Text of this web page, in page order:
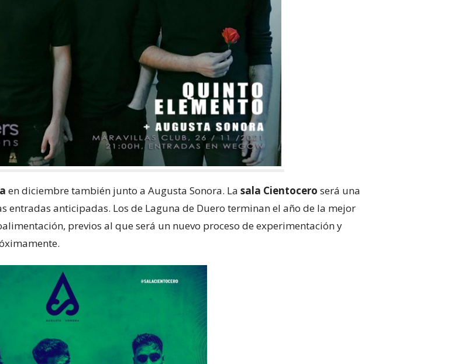
en diciembre también junto a Augusta Sonora. Lasala Cientocero será una
entradas anticipadas. Los de Laguna de Duero terminan el año de la mejor
previos al que será un nuevo proceso de experimentación y